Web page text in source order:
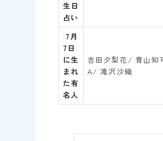
生日
占い
7月
7 日
に生
まれ
た有
名人
吉田夕梨花/ 青山
A/ 滝沢沙織